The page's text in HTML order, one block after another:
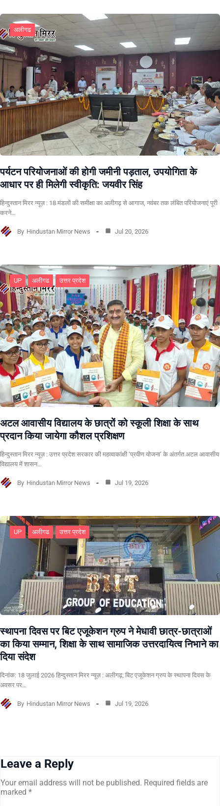
अलीगढ
पर्यटन परियोजनाओं की होगी जमीनी पड़ताल, उपयोगिता के
आधार पर ही मिलेगी स्वीकृति: जयवीर सिंह
हिन्दुस्तान मिरर न्यूज़ : 18 मंडलों की समीक्षा का अलीगढ़ से आगाज, नवंबर तक लंबित परियोजनाएं पूरी
करने…
By Hindustan Mirror News Jul 20, 2026
UP अलीगढ उत्तर प्रदेश
अटल आवासीय विद्यालय के छात्रों को स्कूली शिक्षा के साथ
प्रदान किया जायेगा कौशल प्रशिक्षण
हिन्दुस्तान मिरर न्यूज़ : उत्तर प्रदेश सरकार की महत्वाकांक्षी ‘प्रवीण योजना’ के अंतर्गत अटल आवासीय
विद्यालय में शासन…
By Hindustan Mirror News Jul 19, 2026
UP अलीगढ उत्तर प्रदेश
स्थापना दिवस पर बिट एजूकेशन ग्रुप ने मेधावी छात्र-छात्राओं
का किया सम्मान, शिक्षा के साथ सामाजिक उत्तरदायित्व निभाने का
दिया संदेश
दिनांक: 18 जुलाई 2026 हिन्दुस्तान मिरर न्यूज़ : अलीगढ़; बिट एजूकेशन ग्रुप के स्थापना दिवस के
अवसर पर…
By Hindustan Mirror News Jul 19, 2026
Leave a Reply
Your email address will not be published. Required fields are
marked *